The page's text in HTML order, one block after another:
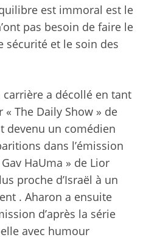
est immoral est le
pas besoin de faire le
sécurité et le soin des
a décollé en tant
The Daily Show » de
devenu un comédien
dans l’émission
HaUma » de Lior
proche d’Israël à un
. Aharon a ensuite
d’après la série
avec humour